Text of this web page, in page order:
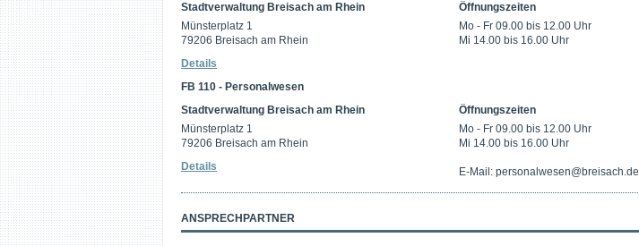
Stadtverwaltung Breisach am Rhein
Münsterplatz 1
79206 Breisach am Rhein
Details
Öffnungszeiten
Mo - Fr 09.00 bis 12.00 Uhr
Mi 14.00 bis 16.00 Uhr
FB 110 - Personalwesen
Stadtverwaltung Breisach am Rhein
Münsterplatz 1
79206 Breisach am Rhein
Details
Öffnungszeiten
Mo - Fr 09.00 bis 12.00 Uhr
Mi 14.00 bis 16.00 Uhr
E-Mail: personalwesen@breisach.de
ANSPRECHPARTNER